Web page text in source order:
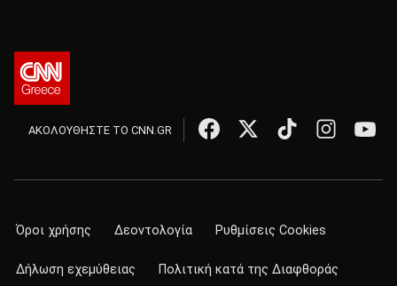
ΑΚΟΛΟΥΘΗΣΤΕ ΤΟ CNN.GR
Όροι χρήσης Δεοντολογία Ρυθμίσεις Cookies
Δήλωση εχεμύθειας Πολιτική κατά της Διαφθοράς